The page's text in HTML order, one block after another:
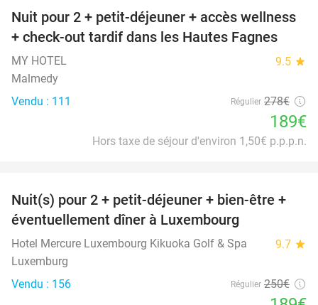
32%
Nuit pour 2 + petit-déjeuner + accès wellness
+ check-out tardif dans les Hautes Fagnes
MY HOTEL 9.5 star
Malmedy
Vendu : 111
Régulier 278€
189€
Hors taxe de séjour d'environ 1,50€ p.p.p.n.
24%
Nuit(s) pour 2 + petit-déjeuner + bien-être +
éventuellement dîner à Luxembourg
Hotel Mercure Luxembourg Kikuoka Golf & Spa 9.7 star
Luxemburg
Vendu : 156
Régulier 250€